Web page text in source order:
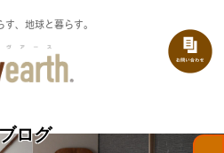
す、地球と暮らす。
ログ